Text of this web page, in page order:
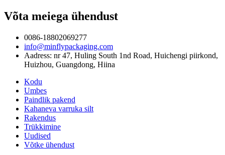
Võta meiega ühendust
0086-18802069277
info@minflypackaging.com
Aadress: nr 47, Huling South 1nd Road, Huichengi piirkond,
Huizhou, Guangdong, Hiina
Kodu
Umbes
Paindlik pakend
Kahaneva varruka silt
Rakendus
Trükkimine
Uudised
Võtke ühendust